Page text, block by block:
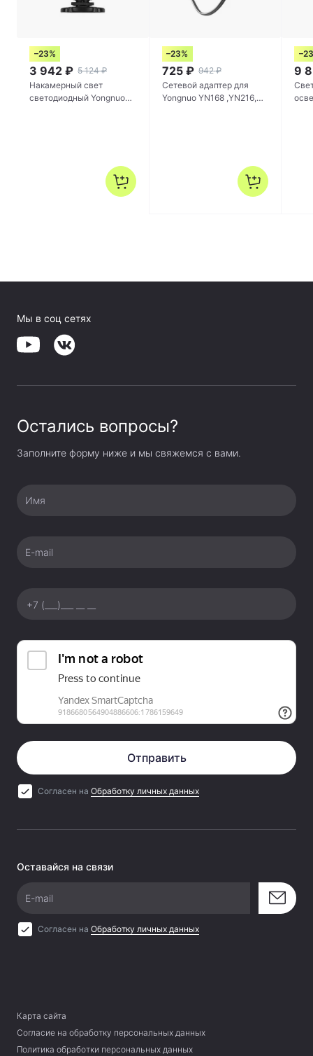
–23%
3 942 ₽ 5 124 ₽
Накамерный свет
светодиодный Yongnuo
–23%
725 ₽ 942 ₽
Сетевой адаптер для
Yongnuo YN168 ,YN216,
9
Мы в соц сетях
Остались вопросы?
Заполните форму ниже и мы свяжемся с вами.
Имя
E-mail
Отправить
Согласен на Обработку личных данных
Оставайся на связи
E-mail
Согласен на Обработку личных данных
Карта сайта
Согласие на обработку персональных данных
Политика обработки персональных данных